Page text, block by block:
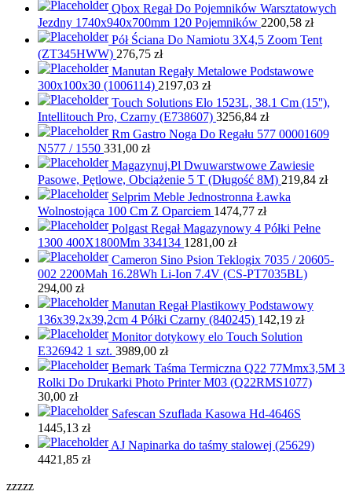
Qbox Regał Do Pojemników Warsztatowych
Jezdny 1740x940x700mm 120 Pojemników 2200,58 zł
Pół Ściana Do Namiotu 3X4,5 Zoom Tent
(ZT345HWW) 276,75 zł
Manutan Regały Metalowe Podstawowe
300x100x30 (1006114) 2197,03 zł
Touch Solutions Elo 1523L, 38.1 Cm (15''),
Intellitouch Pro, Czarny (E738607) 3256,84 zł
Rm Gastro Noga Do Regału 577 00001609
N577 / 1550 331,00 zł
Magazynuj.Pl Dwuwarstwowe Zawiesie
Pasowe, Pętlowe, Obciążenie 5 T (Długość 8M) 219,84 zł
Selprim Meble Jednostronna Ławka
Wolnostojąca 100 Cm Z Oparciem 1474,77 zł
Polgast Regał Magazynowy 4 Półki Pełne
1300 400X1800Mm 334134 1281,00 zł
Cameron Sino Psion Teklogix 7035 / 20605-
002 2200Mah 16.28Wh Li-Ion 7.4V (CS-PT7035BL)
294,00 zł
Manutan Regał Plastikowy Podstawowy
136x39,2x39,2cm 4 Półki Czarny (840245) 142,19 zł
Monitor dotykowy elo Touch Solution
E326942 1 szt. 3989,00 zł
Bemark Taśma Termiczna Q22 77Mmx3,5M 3
Rolki Do Drukarki Photo Printer M03 (Q22RMS1077)
30,00 zł
Safescan Szuflada Kasowa Hd-4646S
1445,13 zł
AJ Napinarka do taśmy stalowej (25629)
4421,85 zł
zzzzz